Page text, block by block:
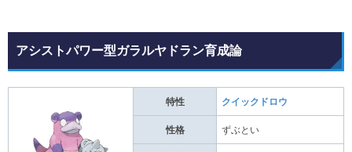
アシストパワー型ガラルヤドラン育成論
特性 クイックドロウ
性格 ずぶとい